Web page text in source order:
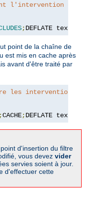
l'intervention de
;DEFLATE text
point de la chaîne de
est mis en cache après
avant d'être traité par
les interventions
;CACHE;DEFLATE text
d'insertion du filtre
vous devez vider
servies soient à jour.
d'effectuer cette